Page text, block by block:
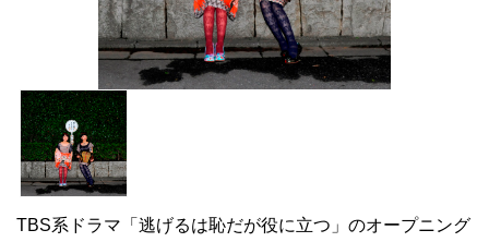
TBS系ドラマ「逃げるは恥だが役に立つ」のオープニング